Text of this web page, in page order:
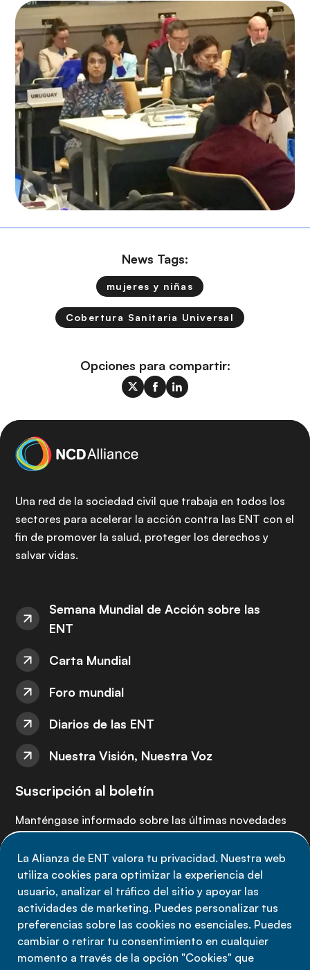
La Alianza de ENT valora tu privacidad. Nuestra web
utiliza cookies para optimizar la experiencia del
usuario, analizar el tráfico del sitio y apoyar las
actividades de marketing. Puedes personalizar tus
preferencias sobre las cookies no esenciales. Puedes
cambiar o retirar tu consentimiento en cualquier
momento a través de la opción "Cookies" que
News Tags:
mujeres y niñas
Cobertura Sanitaria Universal
Opciones para compartir:
Una red de la sociedad civil que trabaja en todos los
sectores para acelerar la acción contra las ENT con el
fin de promover la salud, proteger los derechos y
salvar vidas.
Semana Mundial de Acción sobre las
ENT
Carta Mundial
Foro mundial
Diarios de las ENT
Nuestra Visión, Nuestra Voz
Suscripción al boletín
Manténgase informado sobre las últimas novedades
Suscríbete ahora
Política de privacidad